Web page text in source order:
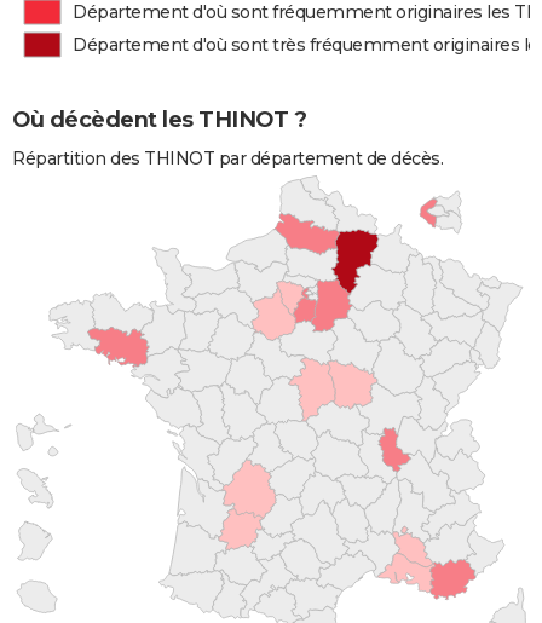
Département d'où sont fréquemment originaires les
Département d'où sont très fréquemment originaires
Où décèdent les THINOT ?
Répartition des THINOT par département de décès.